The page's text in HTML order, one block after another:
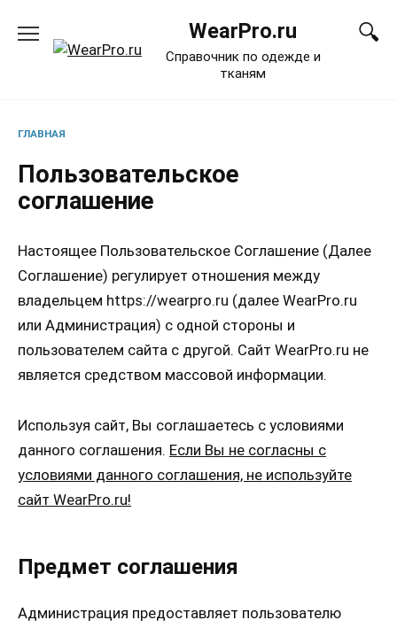
содержанию
WearPro.ru
Справочник по одежде и
тканям
ГЛАВНАЯ
Пользовательское
cоглашение
Настоящее Пользовательское Соглашение (Далее
Соглашение) регулирует отношения между
владельцем https://wearpro.ru (далее WearPro.ru
или Администрация) с одной стороны и
пользователем сайта с другой. Сайт WearPro.ru не
является средством массовой информации.
Используя сайт, Вы соглашаетесь с условиями
данного соглашения. Если Вы не согласны с
условиями данного соглашения, не используйте
сайт WearPro.ru!
Предмет соглашения
Администрация предоставляет пользователю